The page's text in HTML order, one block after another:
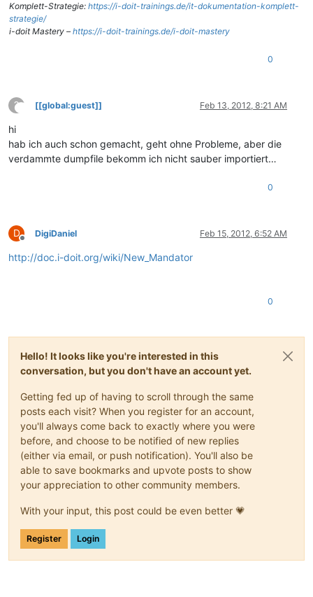
Komplett-Strategie: https://i-doit-trainings.de/it-dokumentation-komplett-
strategie/
i-doit Mastery – https://i-doit-trainings.de/i-doit-mastery
0
?
This user is from outside of this forum
[[global:guest]] Feb 13, 2012, 8:21 AM
hi
hab ich auch schon gemacht, geht ohne Probleme, aber die
verdammte dumpfile bekomm ich nicht sauber importiert…
0
D
Offline
DigiDaniel Feb 15, 2012, 6:52 AM
http://doc.i-doit.org/wiki/New_Mandator
0
Hello! It looks like you're interested in this
conversation, but you don't have an account yet.
Getting fed up of having to scroll through the same
posts each visit? When you register for an account,
you'll always come back to exactly where you were
before, and choose to be notified of new replies
(either via email, or push notification). You'll also be
able to save bookmarks and upvote posts to show
your appreciation to other community members.
With your input, this post could be even better 💗
Register Login